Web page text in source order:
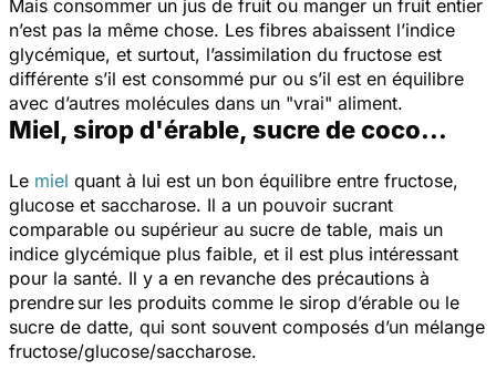
Mais consommer un jus de fruit ou manger un fruit entier
n’est pas la même chose. Les fibres abaissent l’indice
glycémique, et surtout, l’assimilation du fructose est
différente s’il est consommé pur ou s’il est en équilibre
avec d’autres molécules dans un "vrai" aliment.
Miel, sirop d'érable, sucre de coco...
Le miel quant à lui est un bon équilibre entre fructose,
glucose et saccharose. Il a un pouvoir sucrant
comparable ou supérieur au sucre de table, mais un
indice glycémique plus faible, et il est plus intéressant
pour la santé. Il y a en revanche des précautions à
prendre sur les produits comme le sirop d’érable ou le
sucre de datte, qui sont souvent composés d’un mélange
fructose/glucose/saccharose.